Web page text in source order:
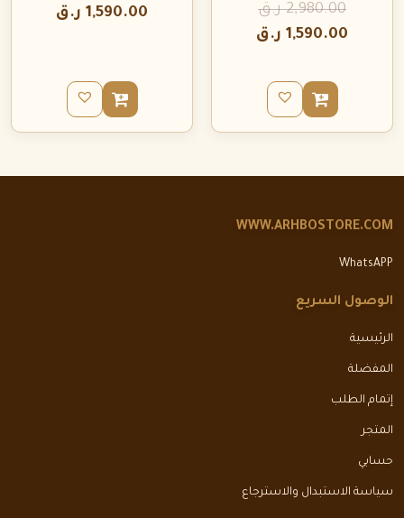
2,980.00 ر.ق
1,590.00 ر.ق
1,590.00 ر.ق
WWW.ARHBOSTORE.COM
WhatsAPP
الوصول السريع
الرئيسية
المفضلة
إتمام الطلب
المتجر
حسابي
سياسة الاستبدال والاسترجاع